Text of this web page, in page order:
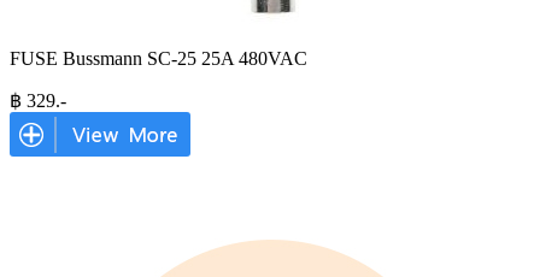
FUSE Bussmann SC-25 25A 480VAC
฿ 329.-